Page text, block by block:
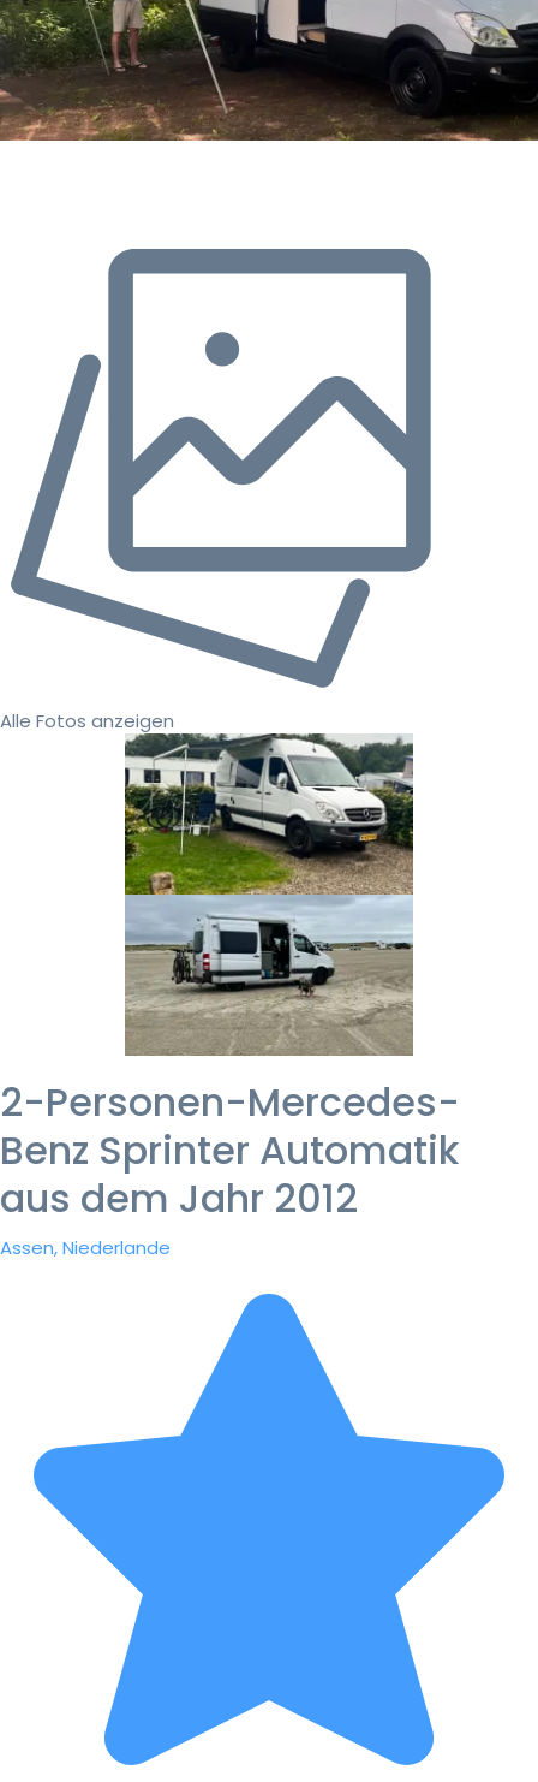
Alle Fotos anzeigen
2-Personen-Mercedes-
Benz Sprinter Automatik
aus dem Jahr 2012
Assen, Niederlande